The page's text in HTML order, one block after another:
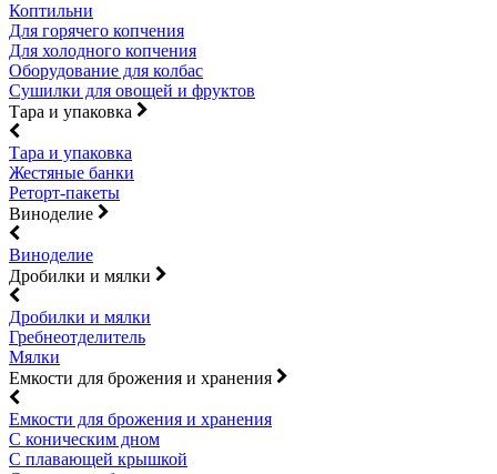
Коптильни
Для горячего копчения
Для холодного копчения
Оборудование для колбас
Сушилки для овощей и фруктов
Тара и упаковка
Тара и упаковка
Жестяные банки
Реторт-пакеты
Виноделие
Виноделие
Дробилки и мялки
Дробилки и мялки
Гребнеотделитель
Мялки
Емкости для брожения и хранения
Емкости для брожения и хранения
С коническим дном
С плавающей крышкой